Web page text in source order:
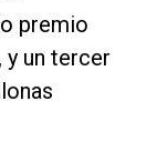
premio
y un tercer